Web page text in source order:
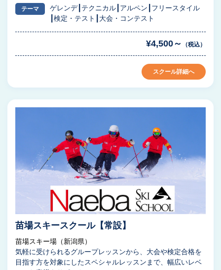
テーマ ゲレンデ テクニカル アルペン
フリースタイル
検定・テスト
大会・コンテスト
¥4,500～ （税込）
スクール詳細へ
苗場スキースクール【常設】
苗場スキー場（新潟県）
気軽に受けられるグループレッスンから、大会や検定合格を
目指す方を対象にしたスペシャルレッスンまで、幅広いレベ